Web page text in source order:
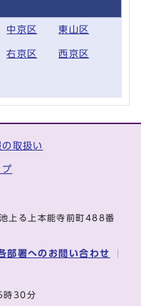
中京区 東山区
右京区 西京区
取扱い
プ
上る上本能寺前町488番
部署へのお問い合わせ
5時30分